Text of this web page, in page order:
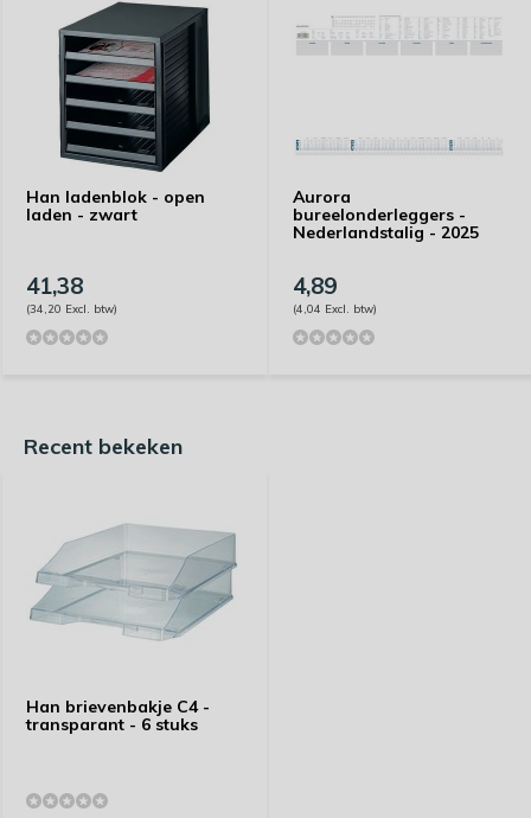
Han ladenblok - open
laden - zwart
41,38
(34,20 Excl. btw)
Aurora
bureelonderleggers -
Nederlandstalig - 2025
4,89
(4,04 Excl. btw)
Recent bekeken
Han brievenbakje C4 -
transparant - 6 stuks